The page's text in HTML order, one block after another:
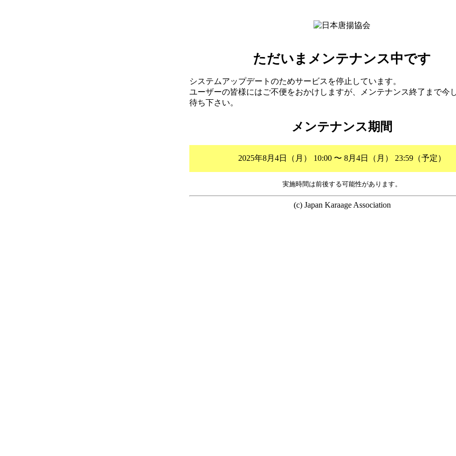
ただいまメンテナンス中です
システムアップデートのためサービスを停止しています。
ユーザーの皆様にはご不便をおかけしますが、メンテナンス終了まで今
待ち下さい。
メンテナンス期間
2025年8月4日（月） 10:00 〜 8月4日（月） 23:59（予定）
実施時間は前後する可能性があります。
(c) Japan Karaage Association